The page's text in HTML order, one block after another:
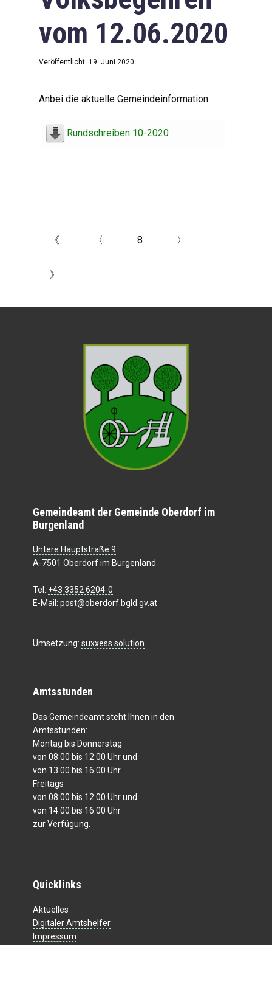
vom 12.06.2020
Veröffentlicht: 19. Juni 2020
Anbei die aktuelle Gemeindeinformation:
Rundschreiben 10-2020
《 〈 8 〉
》
Gemeindeamt der Gemeinde Oberdorf im
Burgenland
Untere Hauptstraße 9
A-7501 Oberdorf im Burgenland
Tel: +43 3352 6204-0
E-Mail: post@oberdorf.bgld.gv.at
Umsetzung: suxxess solution
Amtsstunden
Das Gemeindeamt steht Ihnen in den
Amtsstunden:
Montag bis Donnerstag
von 08:00 bis 12:00 Uhr und
von 13:00 bis 16:00 Uhr
Freitags
von 08:00 bis 12:00 Uhr und
von 14:00 bis 16:00 Uhr
zur Verfügung.
Quicklinks
Aktuelles
Digitaler Amtshelfer
Impressum